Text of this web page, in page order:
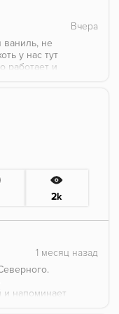
аромки, а
Не
но иногда
статус
ваниль, не
у нас тут
работает и
2k
и напоминает